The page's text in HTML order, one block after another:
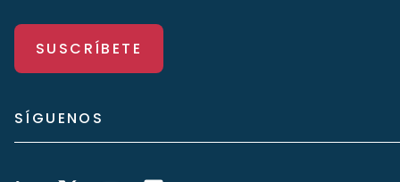
SUSCRÍBETE
SÍGUENOS